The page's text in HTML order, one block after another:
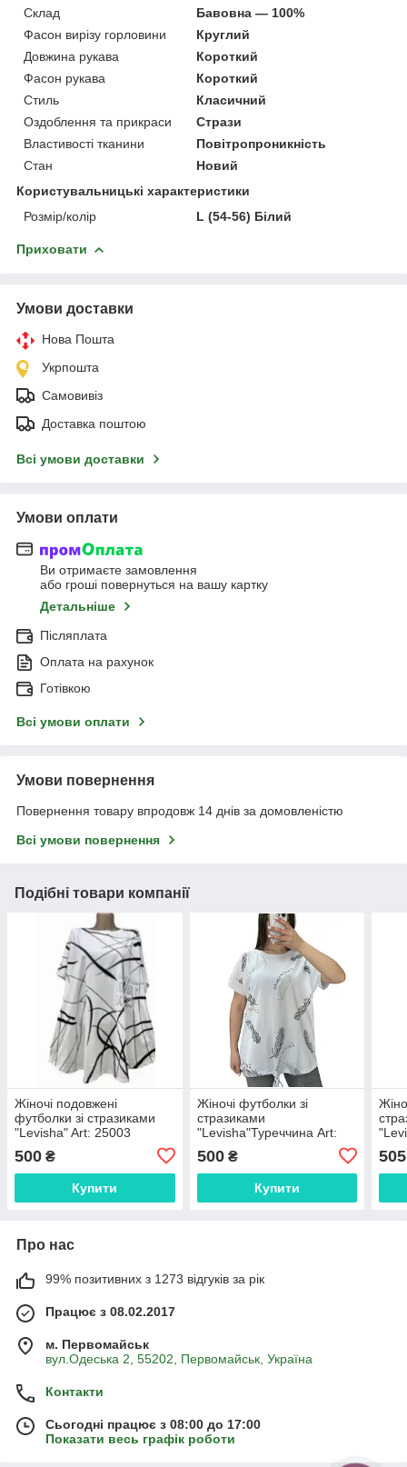
Склад
Бавовна — 100%
Фасон вирізу горловини
Круглий
Довжина рукава
Короткий
Фасон рукава
Короткий
Стиль
Класичний
Оздоблення та прикраси
Стрази
Властивості тканини
Повітропроникність
Стан
Новий
Користувальницькі характеристики
Розмір/колір
L (54-56) Білий
Приховати
Умови доставки
Нова Пошта
Укрпошта
Самовивіз
Доставка поштою
Всі умови доставки
Умови оплати
Ви отримаєте замовлення
або гроші повернуться на вашу картку
Детальніше
Післяплата
Оплата на рахунок
Готівкою
Всі умови оплати
Умови повернення
Повернення товару впродовж 14 днів за домовленістю
Всі умови повернення
Подібні товари компанії
Жіночі подовжені
футболки зі стразиками
"Levisha" Art: 25003
500 ₴
Купити
Жіночі футболки зі
стразиками
"Levisha"Туреччина Art:
500₴
Купити
505
Про нас
99% позитивних з 1273 відгуків за рік
Працює з 08.02.2017
м. Первомайськ
вул.Одеська 2, 55202, Первомайськ, Україна
Контакти
Сьогодні працює з 08:00 до 17:00
Показати весь графік роботи